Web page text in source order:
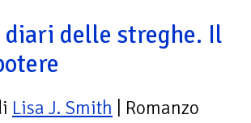
diari delle streghe. Il
Lisa J. Smith | Romanzo